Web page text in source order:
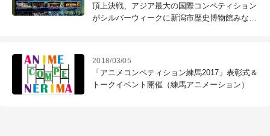
頂上決戦、アジア最大の国際コンペティション
がシルバーウィークに新潟市歴史博物館みなと
2018/03/05
「アニメコンペティション練馬2017」表彰式＆
トークイベント開催（練馬アニメーション）